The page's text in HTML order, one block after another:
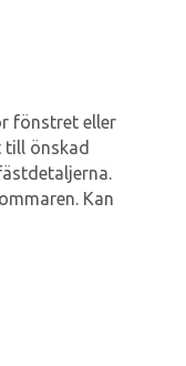
fönstret eller
till önskad
Kan